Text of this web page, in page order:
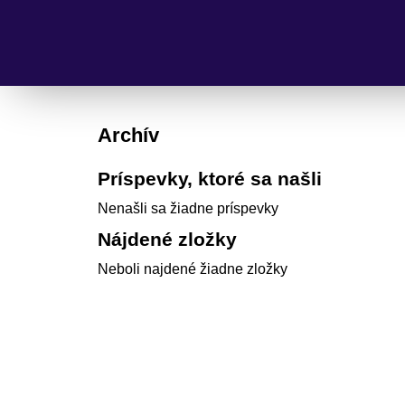
Archív
Príspevky, ktoré sa našli
Nenašli sa žiadne príspevky
Nájdené zložky
Neboli najdené žiadne zložky